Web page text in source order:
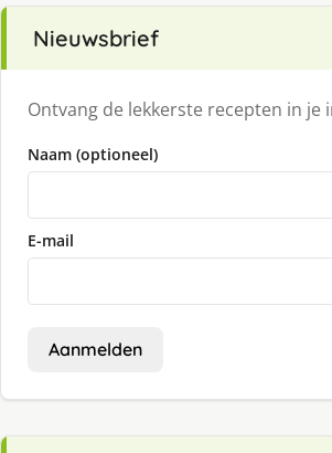
Nieuwsbrief
Ontvang de lekkerste recepten in je
Naam (optioneel)
E-mail
Aanmelden